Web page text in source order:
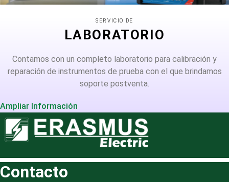
SERVICIO DE
LABORATORIO
Contamos con un completo laboratorio para calibración y
reparación de instrumentos de prueba con el que brindamos
soporte postventa.
Ampliar Información
Contacto